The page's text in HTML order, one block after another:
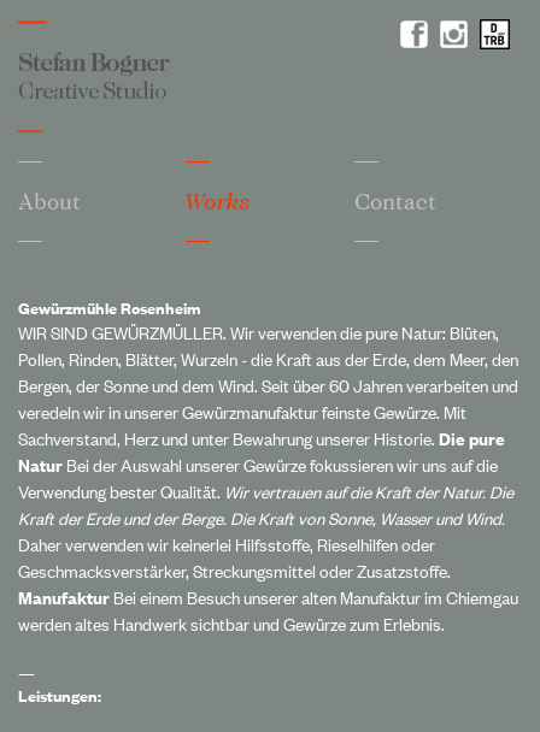
About Works Contact
Gewürzmühle Rosenheim
WIR SIND GEWÜRZMÜLLER. Wir verwenden die pure Natur: Blüten,
Pollen, Rinden, Blätter, Wurzeln - die Kraft aus der Erde, dem Meer, den
Bergen, der Sonne und dem Wind. Seit über 60 Jahren verarbeiten und
veredeln wir in unserer Gewürzmanufaktur feinste Gewürze. Mit
Sachverstand, Herz und unter Bewahrung unserer Historie.Die pure
NaturBei der Auswahl unserer Gewürze fokussieren wir uns auf die
Verwendung bester Qualität. Wir vertrauen auf die Kraft der Natur. Die
Kraft der Erde und der Berge. Die Kraft von Sonne, Wasser und Wind.
Daher verwenden wir keinerlei Hilfsstoffe, Rieselhilfen oder
Geschmacksverstärker, Streckungsmittel oder Zusatzstoffe.
ManufakturBei einem Besuch unserer alten Manufaktur im Chiemgau
werden altes Handwerk sichtbar und Gewürze zum Erlebnis.
—
Leistungen: